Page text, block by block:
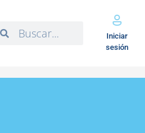
Iniciar
sesión